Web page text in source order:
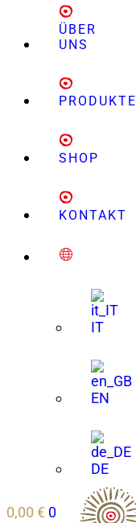
ÜBER
UNS
PRODUKTE
SHOP
KONTAKT
IT
EN
DE
0,00 € 0